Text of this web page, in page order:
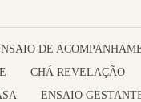
DE
CHÁ REVELAÇÃO
ENSAIO